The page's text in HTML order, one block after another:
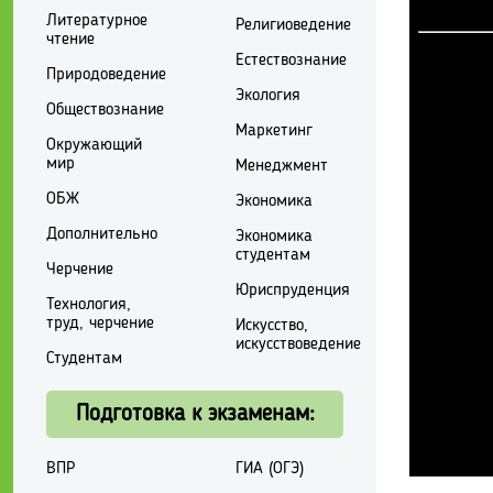
Литературное
чтение
Природоведение
Обществознание
Окружающий
мир
ОБЖ
Дополнительно
Черчение
Технология,
труд, черчение
Студентам
Религиоведение
Естествознание
Экология
Маркетинг
Менеджмент
Экономика
Экономика
студентам
Юриспруденция
Искусство,
искусствоведение
Подготовка к экзаменам:
ВПР
ГИА (ОГЭ)